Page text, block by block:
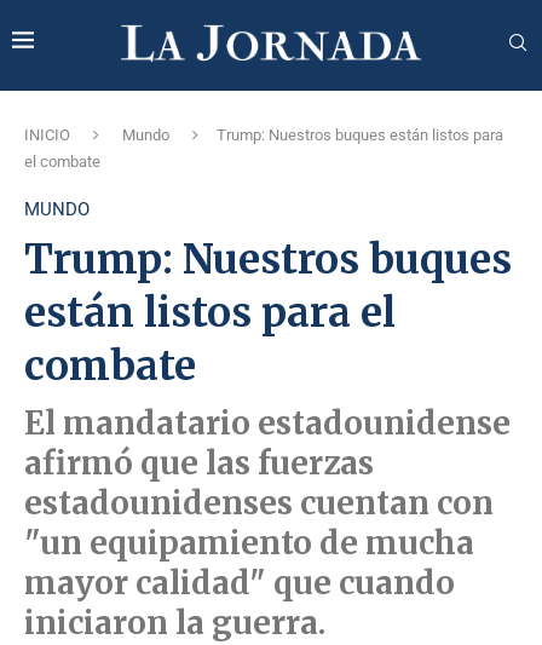
INICIO Mundo
Trump: Nuestros buques están listos para
el combate
MUNDO
Trump: Nuestros buques
están listos para el
combate
El mandatario estadounidense
afirmó que las fuerzas
estadounidenses cuentan con
"un equipamiento de mucha
mayor calidad" que cuando
iniciaron la guerra.